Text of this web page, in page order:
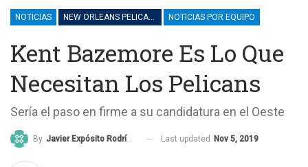
NOTICIAS NOTICIAS POR EQUIPO
Kent Bazemore Es Lo Que
Necesitan Los Pelicans
Sería el paso en firme a su candidatura en el Oeste
By Javier Expósito Rodríguez Last updated Nov 5, 2019